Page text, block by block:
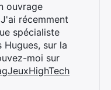
ouvrage
récemment
spécialiste
Hugues, sur la
moi sur